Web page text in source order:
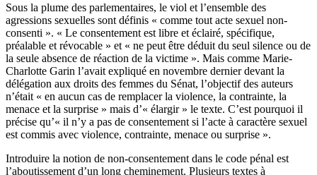
Sous la plume des parlementaires, le viol et l’ensemble des
agressions sexuelles sont définis « comme tout acte sexuel non-
consenti ». « Le consentement est libre et éclairé, spécifique,
préalable et révocable » et « ne peut être déduit du seul silence ou de
la seule absence de réaction de la victime ». Mais comme Marie-
Charlotte Garin l’avait expliqué en novembre dernier devant la
délégation aux droits des femmes du Sénat, l’objectif des auteurs
n’était « en aucun cas de remplacer la violence, la contrainte, la
menace et la surprise » mais d’« élargir » le texte. C’est pourquoi il
précise qu’« il n’y a pas de consentement si l’acte à caractère sexuel
est commis avec violence, contrainte, menace ou surprise ».
Introduire la notion de non-consentement dans le code pénal est
l’aboutissement d’un long cheminement. Plusieurs textes à